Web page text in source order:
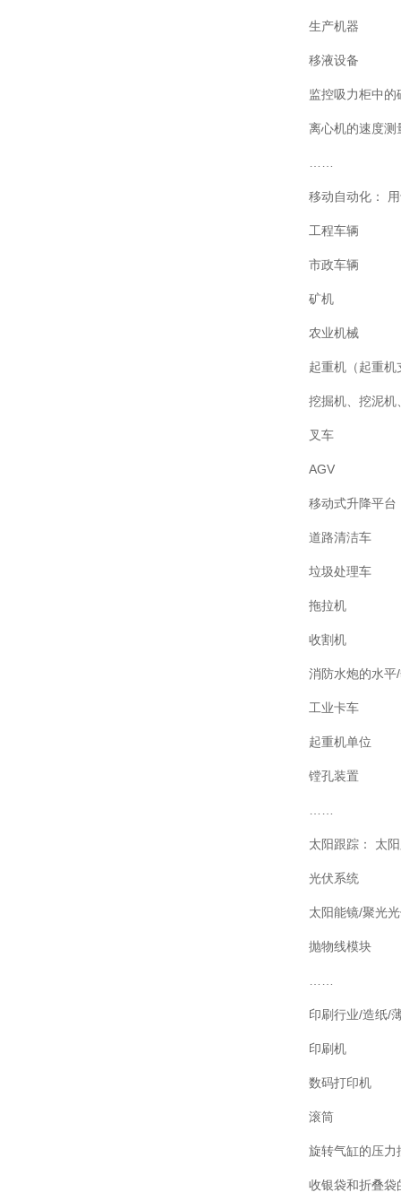
生产机器
移液设备
监控吸力柜中的
离心机的速度测
移动自动化：
工程车辆
市政车辆
矿机
农业机械
起重机（起重
挖掘机、挖泥机
叉车
AGV
移动式升降平台
道路清洁车
垃圾处理车
拖拉机
收割机
消防水炮的水平
工业卡车
起重机单位
镗孔装置
太阳跟踪： 太
光伏系统
太阳能镜/聚光
抛物线模块
印刷行业/造纸/
印刷机
数码打印机
滚筒
旋转气缸的压力
收银袋和折叠袋